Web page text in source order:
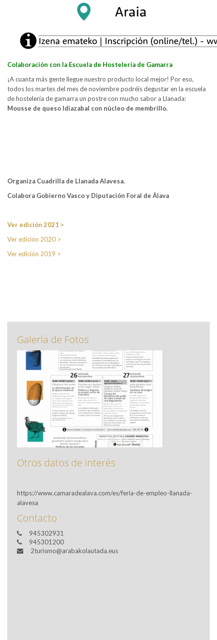
Colaboración con la Escuela de Hostelería de Gamarra
¡A cuanta más gente llegue nuestro producto local mejor! Por eso,
todos los martes del mes de noviembre podréis degustar en la escuela
de hostelería de gamarra un postre con mucho sabor a Llanada:
Mousse de queso Idiazabal con núcleo de membrillo.
Organiza Cuadrilla de Llanada Alavesa.
Colabora Gobierno Vasco y Diputación Foral de Álava
Ver edición 2021 >
Ver edición 2020 >
Ver edición 2019 >
Galería de Fotos
Otros datos de interés
https://www.camaradealava.com/es/feria-de-empleo-llanada-
alavesa
Contacto
945302931
945301200
2turismo@arabakolautada.eus